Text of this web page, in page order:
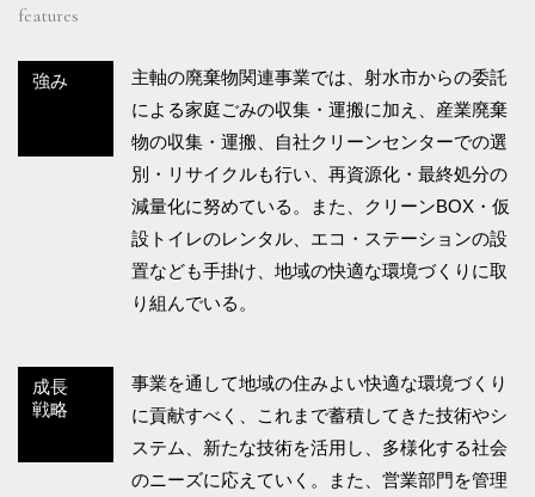
features
強み
主軸の廃棄物関連事業では、射水市からの委託
による家庭ごみの収集・運搬に加え、産業廃棄
物の収集・運搬、自社クリーンセンターでの選
別・リサイクルも行い、再資源化・最終処分の
減量化に努めている。また、クリーンBOX・仮
設トイレのレンタル、エコ・ステーションの設
置なども手掛け、地域の快適な環境づくりに取
り組んでいる。
成長
戦略
事業を通して地域の住みよい快適な環境づくり
に貢献すべく、これまで蓄積してきた技術やシ
ステム、新たな技術を活用し、多様化する社会
のニーズに応えていく。また、営業部門を管理